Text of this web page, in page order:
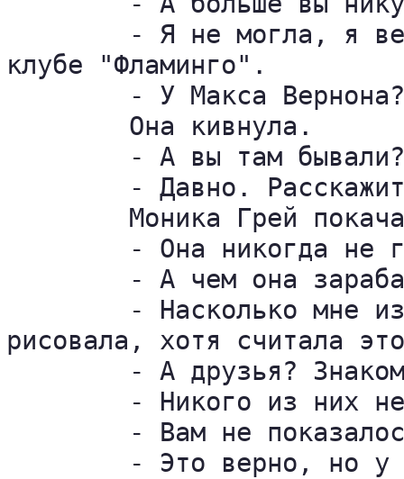
клубе "Фламинго".
рисовала, хотя считала